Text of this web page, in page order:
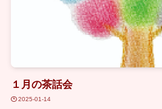
１月の茶話会
2025-01-14